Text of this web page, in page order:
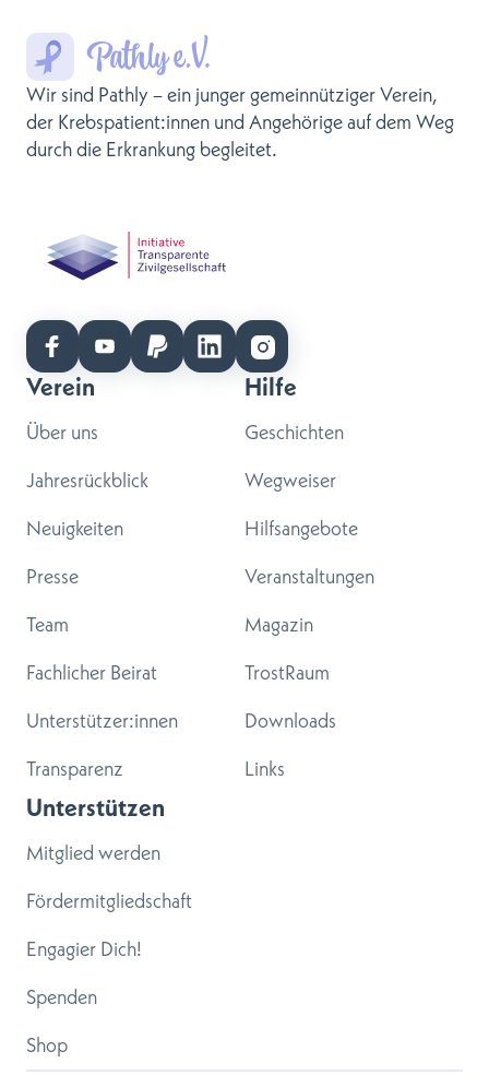
Wir sind Pathly – ein junger gemeinnütziger Verein,
der Krebspatient:innen und Angehörige auf dem Weg
durch die Erkrankung begleitet.
Verein
Über uns
Jahresrückblick
Neuigkeiten
Presse
Team
Fachlicher Beirat
Unterstützer:innen
Transparenz
Hilfe
Geschichten
Wegweiser
Hilfsangebote
Veranstaltungen
Magazin
TrostRaum
Downloads
Links
Unterstützen
Mitglied werden
Fördermitgliedschaft
Engagier Dich!
Spenden
Shop